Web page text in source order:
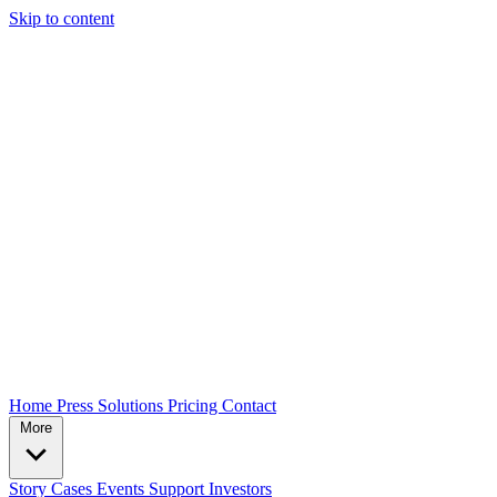
Skip to content
Home Press Solutions Pricing Contact
Story Cases Events Support Investors